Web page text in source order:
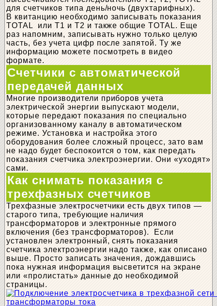
для счетчиков типа день/ночь (двухтарифных).
В квитанцию необходимо записывать показания
TOTAL или Т1 и Т2 и также общие TOTAL. Еще
раз напомним, записывать нужно только целую
часть, без учета цифр после запятой. Ту же
информацию можете посмотреть в видео
формате.
Счетчики с автоматической
передачей данных
Многие производители приборов учета
электрической энергии выпускают модели,
которые передают показания по специально
организованному каналу в автоматическом
режиме. Установка и настройка этого
оборудования более сложный процесс, зато вам
не надо будет беспокоится о том, как передать
показания счетчика электроэнергии. Они «уходят»
сами.
Как снимать показания с
трехфазных счетчиков
Трехфазные электросчетчики есть двух типов —
старого типа, требующие наличия
трансформаторов и электронные прямого
включения (без трансформаторов). Если
установлен электронный, снять показания
счетчика электроэнергии надо также, как описано
выше. Просто записать значения, дождавшись
пока нужная информация высветится на экране
или «пролистать» данные до необходимой
страницы.